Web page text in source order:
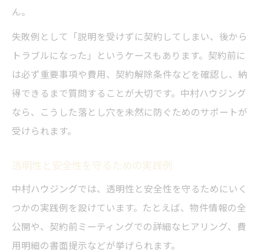
ん。
失敗例として「説明を受けずに契約してしまい、後から
トラブルになった」というケースもあります。契約前に
は必ず重要事項や費用、契約解除条件などを確認し、納
得できるまで質問することが大切です。中村ハウジング
なら、こうした落とし穴を未然に防ぐためのサポートが
受けられます。
透明性と安全性を守るための実践例
中村ハウジングでは、透明性と安全性を守るためにいく
つかの実践例を設けています。たとえば、物件情報の全
公開や、契約前ミーティングでの詳細なヒアリング、費
用明細の書面提示などが挙げられます。